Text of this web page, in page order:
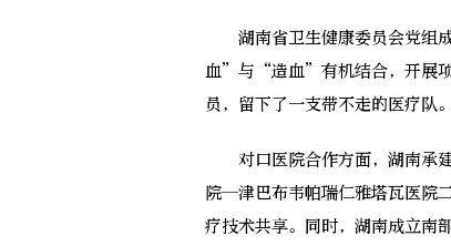
湖南省卫生健康委员会党组成
血”与“造血”有机结合，开展项
员，留下了一支带不走的医疗队。
对口医院合作方面，湖南承建
院—津巴布韦帕瑞仁雅塔瓦医院
疗技术共享。同时，湖南成立南